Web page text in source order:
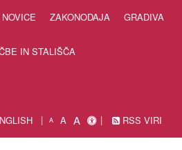
NOVICE ZAKONODAJA GRADIVA
IN STALIŠČA
A A A RSS VIRI